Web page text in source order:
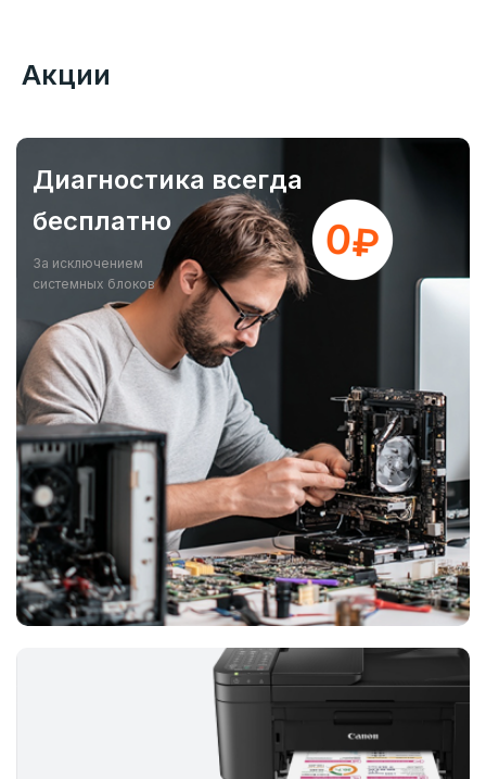
Акции
Диагностика всегда
бесплатно
За исключением
системных блоков